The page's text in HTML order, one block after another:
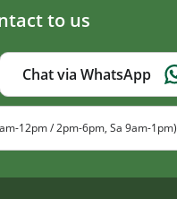
to us
Chat via WhatsApp
12pm / 2pm-6pm, Sa 9am-1pm)